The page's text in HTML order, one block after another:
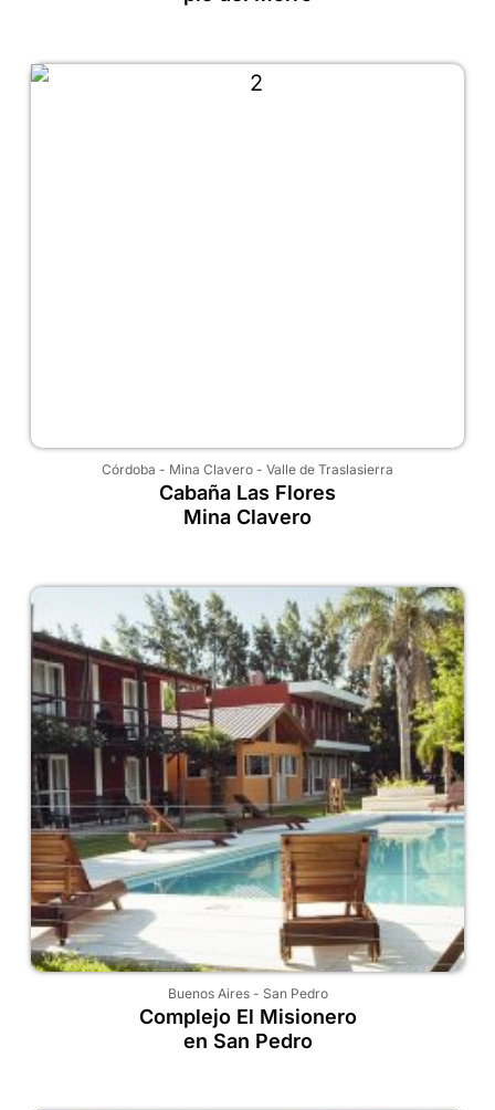
Córdoba - Mina Clavero - Valle de Traslasierra
Cabaña Las Flores
Mina Clavero
Buenos Aires- San Pedro
Complejo El Misionero
en San Pedro